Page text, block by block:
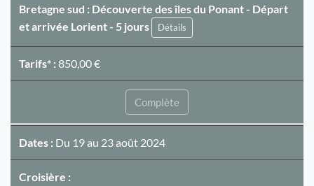
Bretagne sud : Découverte des îles du Ponant - Départ
et arrivée Lorient - 5 jours
Détails
Tarifs* : 850,00 €
Complète
Dates : Du 19 au 23 août 2024
Croisière :